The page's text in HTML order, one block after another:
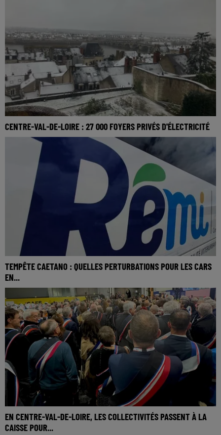
CENTRE-VAL-DE-LOIRE : 27 000 FOYERS PRIVÉS D'ÉLECTRICITÉ
TEMPÊTE CAETANO : QUELLES PERTURBATIONS POUR LES CARS
EN...
EN CENTRE-VAL-DE-LOIRE, LES COLLECTIVITÉS PASSENT À LA
CAISSE POUR...